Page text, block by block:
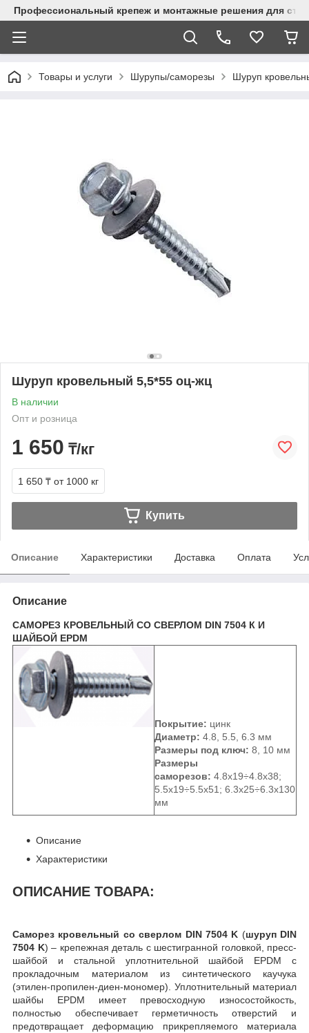
Профессиональный крепеж и монтажные решения для
Товары и услуги Шурупы/саморезы Шуруп
Шуруп кровельный 5,5*55 оц-жц
В наличии
Опт и розница
1 650 ₸/кг
1 650 ₸ от 1000 кг
Купить
Описание Характеристики Доставка Оплата
Описание
САМОРЕЗ КРОВЕЛЬНЫЙ СО СВЕРЛОМ DIN 7504 К И
ШАЙБОЙ EPDM
Покрытие: цинк
Диаметр: 4.8, 5.5, 6.3 мм
Размеры под ключ: 8, 10 мм
Размеры
саморезов: 4.8х19÷4.8х38;
5.5х19÷5.5х51; 6.3х25÷6.3х130
мм
Описание
Характеристики
ОПИСАНИЕ ТОВАРА:
Саморез кровельный со сверлом DIN 7504 K (шуруп DIN
7504 K) – крепежная деталь с шестигранной головкой, пресс-
шайбой и стальной уплотнительной шайбой EPDM с
прокладочным материалом из синтетического каучука
(этилен-пропилен-диен-мономер). Уплотнительный материал
шайбы EPDM имеет превосходную износостойкость,
полностью обеспечивает герметичность отверстий и
предотвращает деформацию прикрепляемого материала